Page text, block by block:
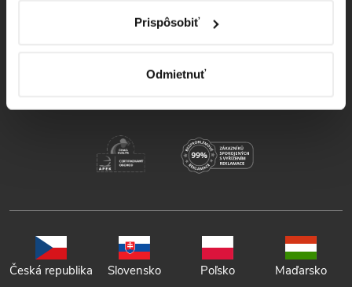
Prispôsobiť
Odmietnuť(200+)
Česká republika Slovensko Poľsko Maďarsko